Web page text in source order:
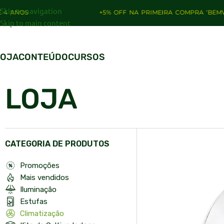
Skip to navigation
Skip to main content
+5% OFF NA PRIMEIRA COMPRA ‘BEMVINDO’
CONTEÚDOCURSOS
LOJA
CATEGORIA DE PRODUTOS
Promoções
Mais vendidos
Iluminação
Estufas
Climatização